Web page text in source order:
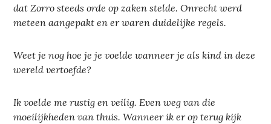
dat Zorro steeds orde op zaken stelde. Onrecht werd
meteen aangepakt en er waren duidelijke regels.
Weet je nog hoe je je voelde wanneer je als kind in deze
wereld vertoefde?
Ik voelde me rustig en veilig. Even weg van die
moeilijkheden van thuis. Wanneer ik er op terug kijk